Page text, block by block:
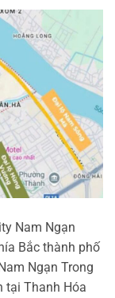
Nam Ngạn
Bắc thành phố
Ngạn Trong
tại Thanh Hóa